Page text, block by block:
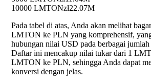
10000 LMTONzł22.07M
Pada tabel di atas, Anda akan melihat
LMTON ke PLN yang komprehensif,
hubungan nilai USD pada berbagai
Daftar ini mencakup nilai tukar dari 1
LMTON ke PLN, sehingga Anda dapat
konversi dengan jelas.